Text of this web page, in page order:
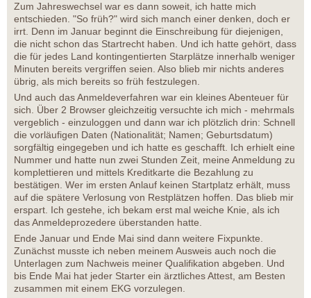
Zum Jahreswechsel war es dann soweit, ich hatte mich
entschieden. "So früh?" wird sich manch einer denken, doch er
irrt. Denn im Januar beginnt die Einschreibung für diejenigen,
die nicht schon das Startrecht haben. Und ich hatte gehört, dass
die für jedes Land kontingentierten Starplätze innerhalb weniger
Minuten bereits vergriffen seien. Also blieb mir nichts anderes
übrig, als mich bereits so früh festzulegen.
Und auch das Anmeldeverfahren war ein kleines Abenteuer für
sich. Über 2 Browser gleichzeitig versuchte ich mich - mehrmals
vergeblich - einzuloggen und dann war ich plötzlich drin: Schnell
die vorläufigen Daten (Nationalität; Namen; Geburtsdatum)
sorgfältig eingegeben und ich hatte es geschafft. Ich erhielt eine
Nummer und hatte nun zwei Stunden Zeit, meine Anmeldung zu
komplettieren und mittels Kreditkarte die Bezahlung zu
bestätigen. Wer im ersten Anlauf keinen Startplatz erhält, muss
auf die spätere Verlosung von Restplätzen hoffen. Das blieb mir
erspart. Ich gestehe, ich bekam erst mal weiche Knie, als ich
das Anmeldeprozedere überstanden hatte.
Ende Januar und Ende Mai sind dann weitere Fixpunkte.
Zunächst musste ich neben meinem Ausweis auch noch die
Unterlagen zum Nachweis meiner Qualifikation abgeben. Und
bis Ende Mai hat jeder Starter ein ärztliches Attest, am Besten
zusammen mit einem EKG vorzulegen.